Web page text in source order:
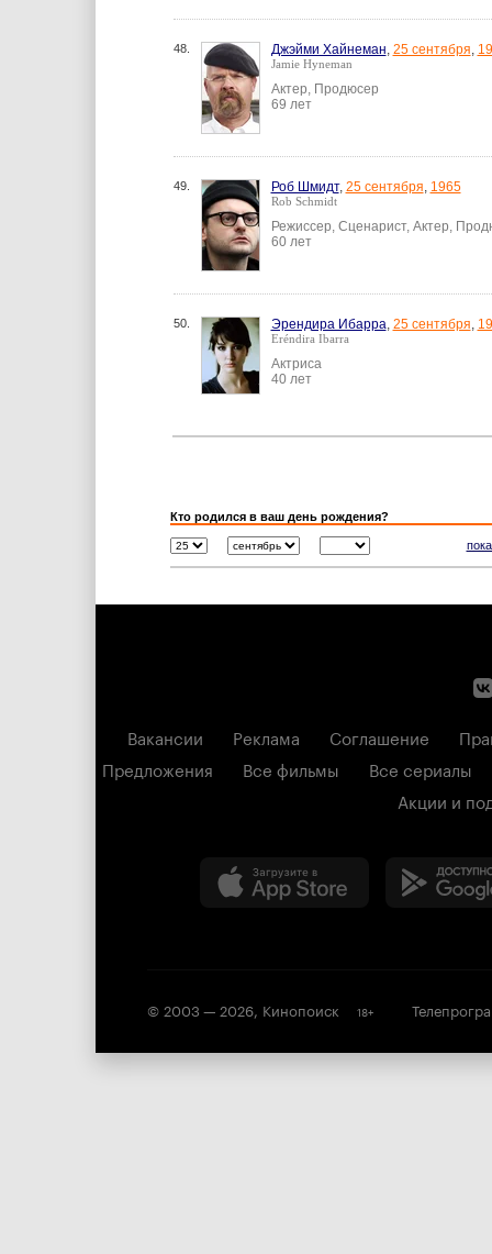
48. Джэйми Хайнеман, 25 сентября,
Jamie Hyneman
Актер, Продюсер
69 лет
49. Роб Шмидт, 25 сентября, 1965
Rob Schmidt
Режиссер, Сценарист, Актер,
60 лет
50. Эрендира Ибарра, 25 сентября,
Eréndira Ibarra
Актриса
40 лет
Кто родился в ваш день рождения?
Вакансии Реклама Соглашение
Предложения
Все фильмы
Все сериалы
Акции и
© 2003 — 2026, Кинопоиск 18+